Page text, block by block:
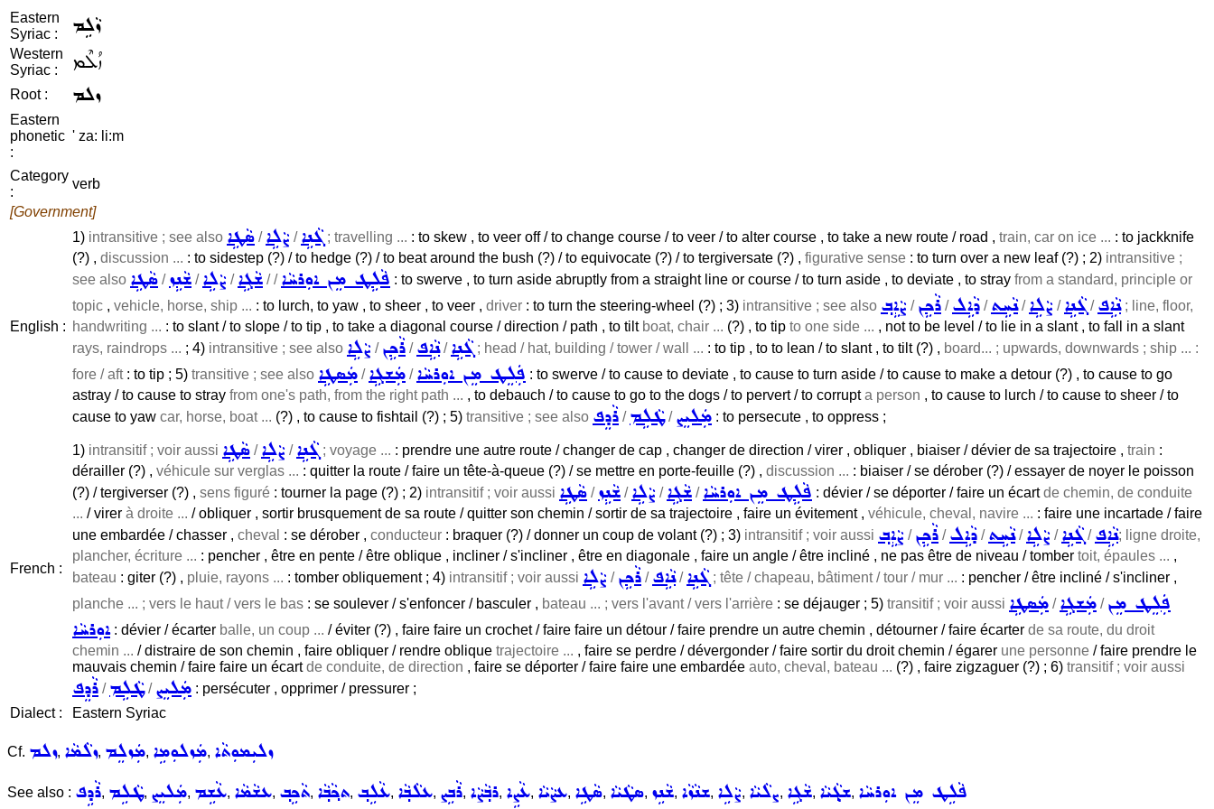
Eastern
Syriac :
ܙܵܠܹܡ
Western
Syriac :
ܙܳܠܶܡ
Root : ܙܠܡ
Eastern
phonetic
:
' za: li:m
Category
:
verb
[Government]
English :
1) intransitive ; see also ܣܵܛܹܐ /ܨܵܠܹܐ /ܓܵܢܹܐ ; travelling ... : to skew , to veer off / to change course / to veer / to alter course , to take a new route / road , train, car on ice ... : to jackknife
(?) , discussion ... : to sidestep (?) / to hedge (?) / to beat around the bush (?) / to equivocate (?) / to tergiversate (?) , figurative sense : to turn over a new leaf (?) ; 2) intransitive ;
see also ܣܵܛܹܐ /ܫܵܢܹܙ /ܨܵܠܹܐ /ܫܵܓܹܐ / /ܦܵܠܹܛ ܡܸܢ ܐܘܼܪܚܵܐ : to swerve , to turn aside abruptly from a straight line or course / to turn aside , to deviate , to stray from a standard, principle or
topic , vehicle, horse, ship ... : to lurch, to yaw , to sheer , to veer , driver : to turn the steering-wheel (?) ; 3) intransitive ; see also ܨܵܐܹܒ݂ / ܪܵܟܹܢ /ܕܵܐܹܠ /ܢܵܚܹܬ/ܨܵܠܹܐ /ܓܵܢܹܐ /ܢܵܐܹܦ; line, floor,
handwriting ... : to slant / to slope / to tip , to take a diagonal course / direction / path , to tilt boat, chair ... (?) , to tip to one side ... , not to be level / to lie in a slant , to fall in a slant
rays, raindrops ... ; 4) intransitive ; see also ܨܵܠܹܐ / ܪܵܟܹܢ /ܢܵܐܹܦ/ܓܵܢܹܐ ; head / hat, building / tower / wall ... : to tip , to to lean / to slant , to tilt (?) , board... ; upwards, downwards ; ship ... :
fore / aft: to tip ; 5) transitive ; see also ܡܲܣܛܹܐ /ܡܲܫܓܹܐ /ܦܲܠܸܛ ܡܸܢ ܐܘܼܪܚܵܐ : to swerve / to cause to deviate , to cause to turn aside / to cause to make a detour (?) , to cause to go
astray / to cause to stray from one's path, from the right path ... , to debauch / to cause to go to the dogs / to pervert / to corrupta person , to cause to lurch / to cause to sheer / to
cause to yaw car, horse, boat ... (?) , to cause to fishtail (?) ; 5) transitive ; see also ܪܵܕܸܦ /ܛܵܠܹܡ/ ܡܲܠܝܸܨ : to persecute , to oppress ;
French :
1) intransitif ; voir aussi ܣܵܛܹܐ /ܨܵܠܹܐ /ܓܵܢܹܐ ; voyage ... : prendre une autre route / changer de cap , changer de direction / virer , obliquer , biaiser / dévier de sa trajectoire , train :
dérailler (?) , véhicule sur verglas ... : quitter la route / faire un tête-à-queue (?) / se mettre en porte-feuille (?) , discussion ... : biaiser / se dérober (?) / essayer de noyer le poisson
(?) / tergiverser (?) , sens figuré : tourner la page (?) ; 2) intransitif ; voir aussi ܣܵܛܹܐ /ܫܵܢܹܙ /ܨܵܠܹܐ /ܫܵܓܹܐ /ܦܵܠܹܛ ܡܸܢ ܐܘܼܪܚܵܐ : dévier / se déporter / faire un écartde chemin, de conduite
... / virer à droite ... / obliquer , sortir brusquement de sa route / quitter son chemin / sortir de sa trajectoire , faire un évitement , véhicule, cheval, navire ... : faire une incartade / faire
une embardée / chasser , cheval : se dérober , conducteur : braquer (?) / donner un coup de volant (?) ; 3) intransitif ; voir aussi ܨܵܐܹܒ݂ / ܪܵܟܹܢ /ܕܵܐܹܠ /ܢܵܚܹܬ/ܨܵܠܹܐ /ܓܵܢܹܐ /ܢܵܐܹܦ; ligne droite,
plancher, écriture ... : pencher , être en pente / être oblique , incliner / s'incliner , être en diagonale , faire un angle / être incliné , ne pas être de niveau / tomber toit, épaules ... ,
bateau : giter (?) , pluie, rayons ... : tomber obliquement ; 4) intransitif ; voir aussi ܨܵܠܹܐ / ܪܵܟܹܢ /ܢܵܐܹܦ/ܓܵܢܹܐ ; tête / chapeau, bâtiment / tour / mur ... : pencher / être incliné / s'incliner ,
planche ... ; vers le haut / vers le bas : se soulever / s'enfoncer / basculer , bateau ... ; vers l'avant / vers l'arrière : se déjauger ; 5) transitif ; voir aussi ܡܲܣܛܹܐ /ܡܲܫܓܹܐ / ܦܲܠܸܛ ܡܸܢ
ܐܘܼܪܚܵܐ: dévier / écarter balle, un coup ... / éviter (?) , faire faire un crochet / faire faire un détour / faire prendre un autre chemin , détourner / faire écarter de sa route, du droit
chemin ... / distraire de son chemin , faire obliquer / rendre oblique trajectoire ... , faire se perdre / dévergonder / faire sortir du droit chemin / égarer une personne / faire prendre le
mauvais chemin / faire faire un écartde conduite, de direction , faire se déporter / faire faire une embardée auto, cheval, bateau ... (?) , faire zigzaguer (?) ; 6) transitif ; voir aussi
ܪܵܕܸܦ /ܛܵܠܹܡ/ ܡܲܠܝܸܨ : persécuter , opprimer / pressurer ;
Dialect :
Eastern Syriac
Cf. ܙܠܡ, ܙܠܵܡܵܐ, ܡܲܙܠܸܡ, ܡܲܙܠܘܼܡܹܐ, ܙܠܝܼܡܘܼܬܵܐ
See also : ܪܵܕܹܦ, ܛܵܠܹܡ, ܡܲܠܝܸܨ, ܥܵܫܹܡ, ܥܫܵܡܵܐ, ܬܵܟܹܒ݂, ܬܟ݂ܵܒ݂ܵܐ, ܥܵܠܹܒ݂, ܥܠܵܒ݂ܵܐ, ܪܵܒܹܨ, ܪܒ݂ܵܨܵܐ, ܥܵܨܹܐ, ܥܨܵܝܵܐ, ܣܵܛܹܐ, ܣܛܵܝܵܐ, ܫܵܢܹܙ, ܫܢܵܙܵܐ, ܨܵܠܹܐ, ܨܠܵܝܵܐ, ܫܵܓܹܐ, ܫܓ݂ܵܝܵܐ, ܦܵܠܹܛ ܡܸܢ ܐܘܼܪܚܵܐ